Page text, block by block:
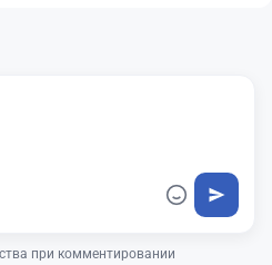
при комментировании